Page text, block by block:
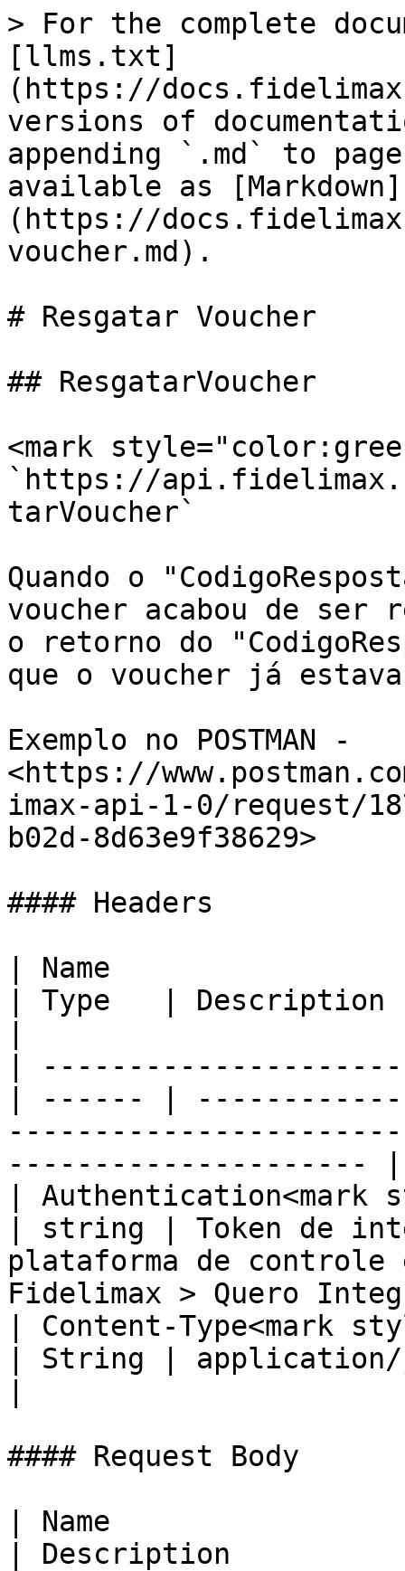
> For the complete
[llms.txt]
(https://
versions of
appending `.md` to
available as [Markdown]
(https://
voucher.md).
# Resgatar Voucher
## ResgatarVoucher
<mark
`https://
tarVoucher`
Quando o
voucher acabou de ser
o retorno do
que o voucher já
Exemplo no POSTMAN -
<https://
imax-api-1-0/request/
b02d-8d63e9f38629>
#### Headers
| Name
| Type   | Description
|
| ------ |
--------------------- |
| Authentication<mark
| string | Token de
plataforma de controle
Fidelimax > Quero
| Content-Type<mark
| String | application/
#### Request Body
| Name
| Description